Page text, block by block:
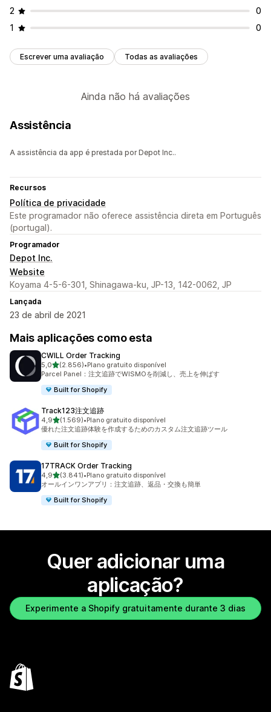
2
0
1
0
Escrever uma avaliação Todas as avaliações
Ainda não há avaliações
Assistência
A assistência da app é prestada por Depot Inc..
Recursos
Política de privacidade
Este programador não oferece assistência direta em Português
(portugal).
Programador
Depot Inc.
Website
Koyama 4-5-6-301, Shinagawa-ku, JP-13, 142-0062, JP
Lançada
23 de abril de 2021
Mais aplicações como esta
CWILL Order Tracking
5,0de 5 estrelas
(2.856)
2856 total de avaliações
•Plano gratuito disponível
Parcel Panel：注文追跡でWISMOを削減し、売上を伸ばす
Built for Shopify
Track123注文追跡
4,9de 5 estrelas
(1.569)
1569 total de avaliações
•Plano gratuito disponível
優れた注文追跡体験を作成するためのカスタム注文追跡ツール
Built for Shopify
17TRACK Order Tracking
4,9de 5 estrelas
(3.841)
3841 total de avaliações
•Plano gratuito disponível
オールインワンアプリ：注文追跡、返品・交換も簡単
Built for Shopify
Quer adicionar uma
aplicação?
Experimente a Shopify gratuitamente durante 3 dias